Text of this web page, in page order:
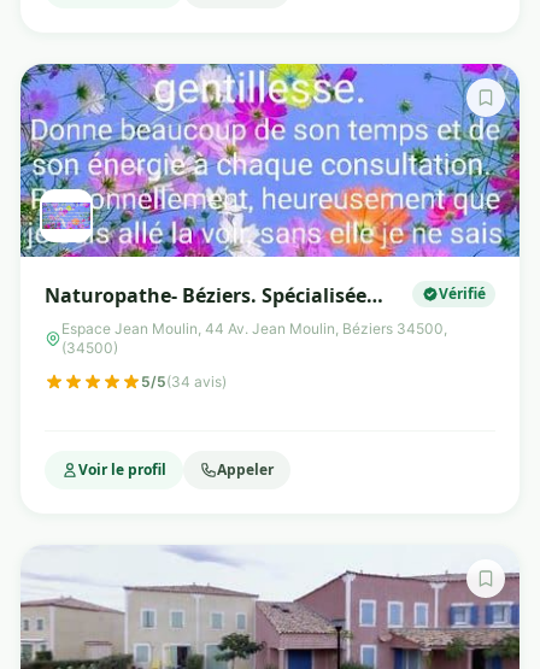
Naturopathe- Béziers. Spécialisée
dans la santé de la femme. Eber
Sophie
Vérifié
Espace Jean Moulin, 44 Av. Jean Moulin, Béziers 34500,
(34500)
5/5(34 avis)
Voir le profil Appeler